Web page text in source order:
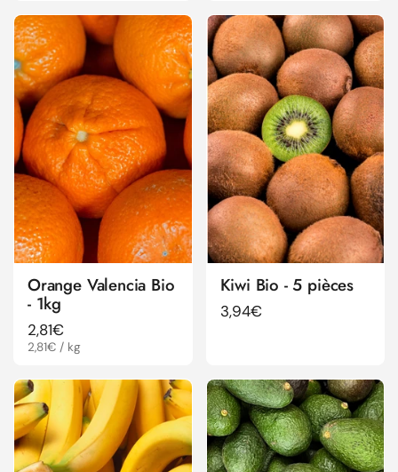
Orange Valencia Bio
- 1kg
Prix régulier
2,81€
Prix à l'unité
2,81€ / kg
Kiwi Bio - 5 pièces
Prix régulier
3,94€